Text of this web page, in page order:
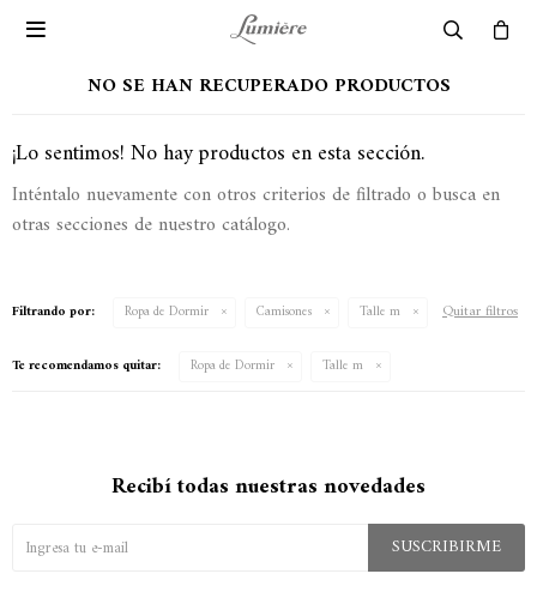

NO SE HAN RECUPERADO PRODUCTOS
¡Lo sentimos! No hay productos en esta sección.
Inténtalo nuevamente con otros criterios de filtrado o busca en
otras secciones de nuestro catálogo.
Filtrando por: Ropa de Dormir Camisones Talle m Quitar filtros
Te recomendamos quitar: Ropa de Dormir Talle m
Recibí todas nuestras novedades
SUSCRIBIRME